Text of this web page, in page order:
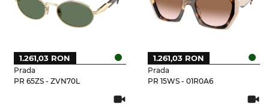
Prada
PR 65ZS - ZVN70L
1.261,03 RON
Prada
PR 15WS - 01R0A6
1.261,03 RON